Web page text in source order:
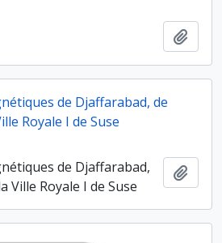
de Djaffarabad, de
Royale I de Suse
de Djaffarabad,
Ville Royale I de Suse